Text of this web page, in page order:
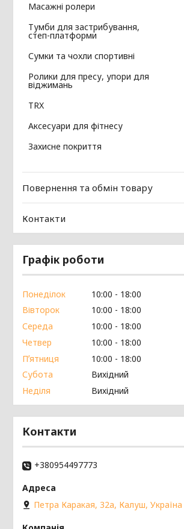
Масажні ролери
Тумби для застрибування,
степ-платформи
Сумки та чохли спортивні
Ролики для пресу, упори для
віджимань
TRX
Аксесуари для фітнесу
Захисне покриття
Повернення та обмін товару
Контакти
Графік роботи
Понеділок 10:00
18:00
Вівторок
10:00
18:00
Середа
10:00
18:00
Четвер
10:00
18:00
Пʼятниця
10:00
18:00
Субота
Вихідний
Неділя
Вихідний
Контакти
+380954497773
Петра Каракая, 32а, Калуш, Україна